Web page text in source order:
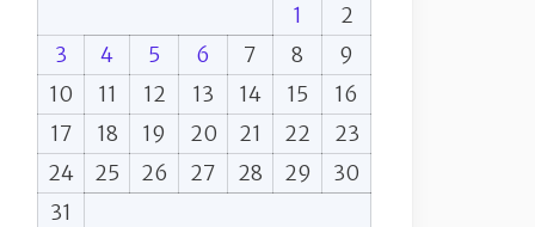
1
2
3
4 5 6 7 8
9
10
11 12 13 14 15
16
17
18 19 20 21 22
23
24
25 26 27 28 29
30
31